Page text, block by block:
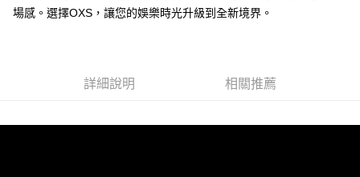
場感。選擇OXS，讓您的娛樂時光升級到全新境界。
詳細說明 相關推薦